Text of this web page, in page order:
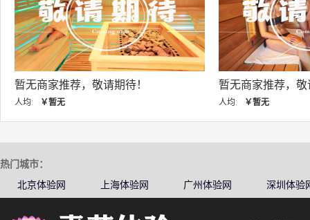
暂无商家推荐，敬请期待！
人均:
暂无商家
人均:
热门城市：
北京体验网
上海体验网 广州体验网 深圳体验